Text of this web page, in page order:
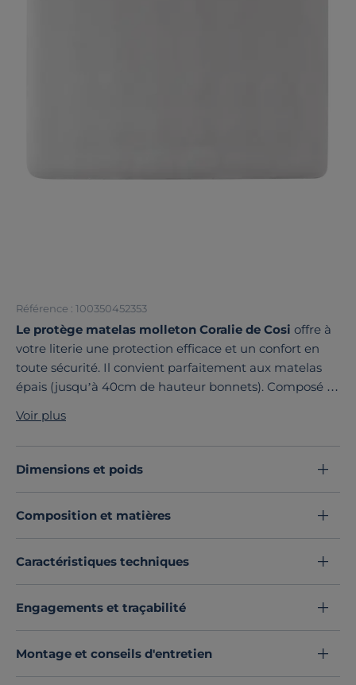
Référence : 100350452353
Le protège matelas molleton Coralie de Cosi offre à
votre literie une protection efficace et un confort en
toute sécurité. Il convient parfaitement aux matelas
épais (jusqu’à 40cm de hauteur bonnets). Composé à
particulièrement moelleux et confortable.
Découvrez toute notre sélection :Protèges matelas
Voir plus
Dimensions et poids
Composition et matières
Caractéristiques techniques
Engagements et traçabilité
Montage et conseils d'entretien